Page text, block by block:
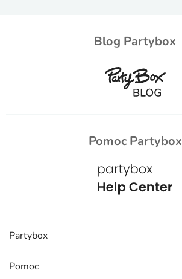
Blog Partybox
Pomoc Partybox
Partybox
Pomoc